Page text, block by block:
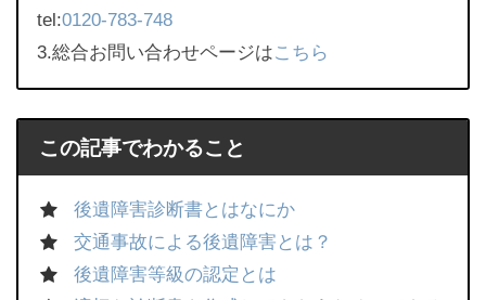
tel:0120-783-748
3.総合お問い合わせページはこちら
この記事でわかること
後遺障害診断書とはなにか
交通事故による後遺障害とは？
後遺障害等級の認定とは